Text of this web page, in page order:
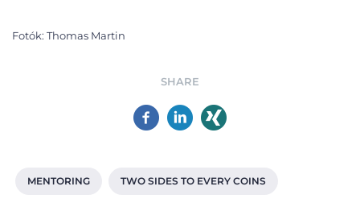
SHARE
Fotók: Thomas Martin
MENTORING TWO SIDES TO EVERY COINS